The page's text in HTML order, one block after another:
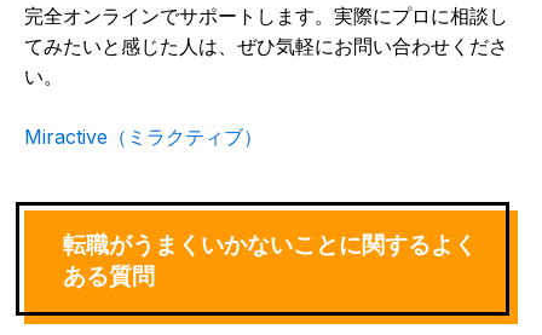
完全オンラインでサポートします。実際にプロに相談し
てみたいと感じた人は、ぜひ気軽にお問い合わせくださ
い。
Miractive（ミラクティブ）
転職がうまくいかないことに関するよく
ある質問